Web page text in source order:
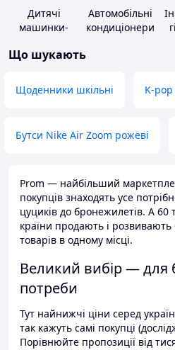
Дитячі
машинки-
Автомобільні
кондиціонери
Що шукають
Щоденники шкільні K-pop
Бутси Nike Air Zoom рожеві
Prom — найбільший
покупців знаходять усе
цуциків до бронежилетів. А 60
країни продають і
товарів в одному місці.
Великий вибір — для
потреби
Тут найнижчі ціни серед
так кажуть самі покупці
Порівнюйте пропозиції від